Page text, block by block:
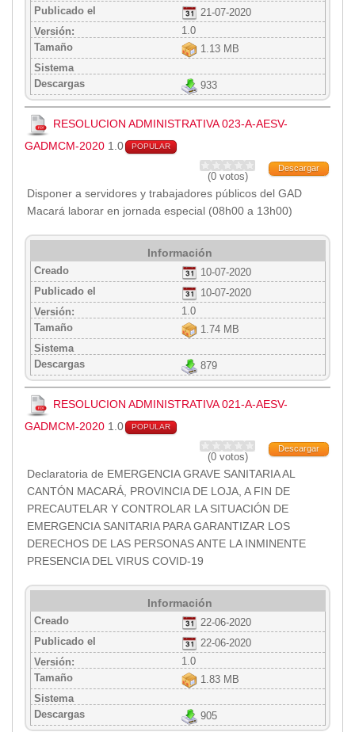
Publicado el
21-07-2020
Versión:
1.0
Tamaño
1.13 MB
Sistema
Descargas
933
RESOLUCION ADMINISTRATIVA 023-A-AESV-
GADMCM-2020 1.0 POPULAR
Descargar
(0 votos)
Disponer a servidores y trabajadores públicos del GAD
Macará laborar en jornada especial (08h00 a 13h00)
Información
Creado
10-07-2020
Publicado el
10-07-2020
Versión:
1.0
Tamaño
1.74 MB
Sistema
Descargas
879
RESOLUCION ADMINISTRATIVA 021-A-AESV-
GADMCM-2020 1.0 POPULAR
Descargar
(0 votos)
Declaratoria de EMERGENCIA GRAVE SANITARIA AL
CANTÓN MACARÁ, PROVINCIA DE LOJA, A FIN DE
PRECAUTELAR Y CONTROLAR LA SITUACIÓN DE
EMERGENCIA SANITARIA PARA GARANTIZAR LOS
DERECHOS DE LAS PERSONAS ANTE LA INMINENTE
PRESENCIA DEL VIRUS COVID-19
Información
Creado
22-06-2020
Publicado el
22-06-2020
Versión:
1.0
Tamaño
1.83 MB
Sistema
Descargas
905
GAD Macará
Empresa Pública de Vivienda
Biblioteca
P.A.C. - P.O.A.
P.D.L - P.D.O.T.
GACETA TRIBUTARIA
Ordenanzas/Resoluciones
Concurso de Méritos
Servicio
Consulta Pago de Impuesto
Mail